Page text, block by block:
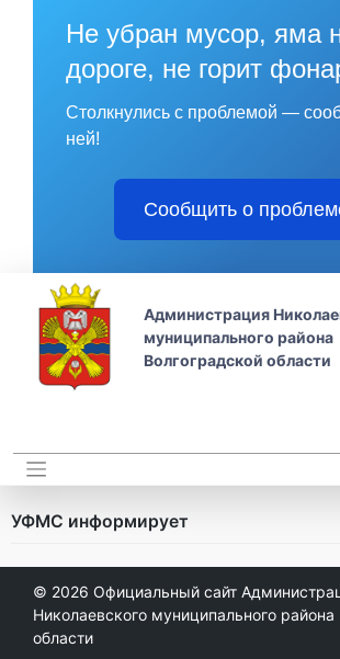
Не убран мусор, яма
дороге, не горит
Столкнулись с проблемой —
ней!
Сообщить о
Администрация
муниципального района
Волгоградской области
УФМС информирует
© 2026 Официальный сайт
Николаевского муниципального района
области